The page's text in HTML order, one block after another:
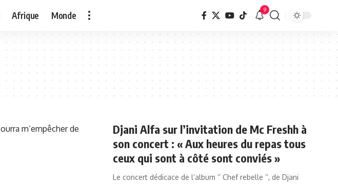
Afrique Monde 9
Djani Alfa sur l’invitation de Mc Freshh à
son concert : « Aux heures du repas tous
ceux qui sont à côté sont conviés »
Le concert dédicace de l’album ‘’ Chef rebelle ‘’, de Djani